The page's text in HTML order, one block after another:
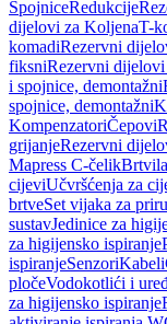
SpojniceRedukcije
dijelovi za KoljenaT-
komadiRezervni
fiksniRezervni
i spojnice, demontažni
spojnice, demontažni
KompenzatoriČepovi
grijanjeRezervni
Mapress C-čelik
cijeviUčvršćenja za
brtveSet vijaka za
sustavJedinice za
za higijensko ispiranje
ispiranjeSenzoriKabeli
pločeVodokotlići i
za higijensko ispiranje